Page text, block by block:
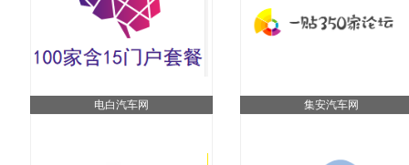
电白汽车网 集安汽车网